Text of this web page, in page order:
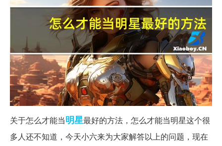
关于怎么才能当明星最好的方法，怎么才能当明星这个很
多人还不知道，今天小六来为大家解答以上的问题，现在